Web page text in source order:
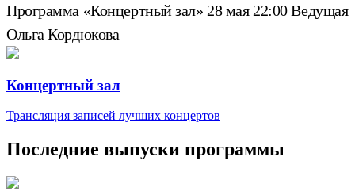
Программа «Концертный зал» 28 мая 22:00 Ведущая
Ольга Кордюкова
Концертный зал
Трансляция записей лучших концертов
Последние выпуски программы